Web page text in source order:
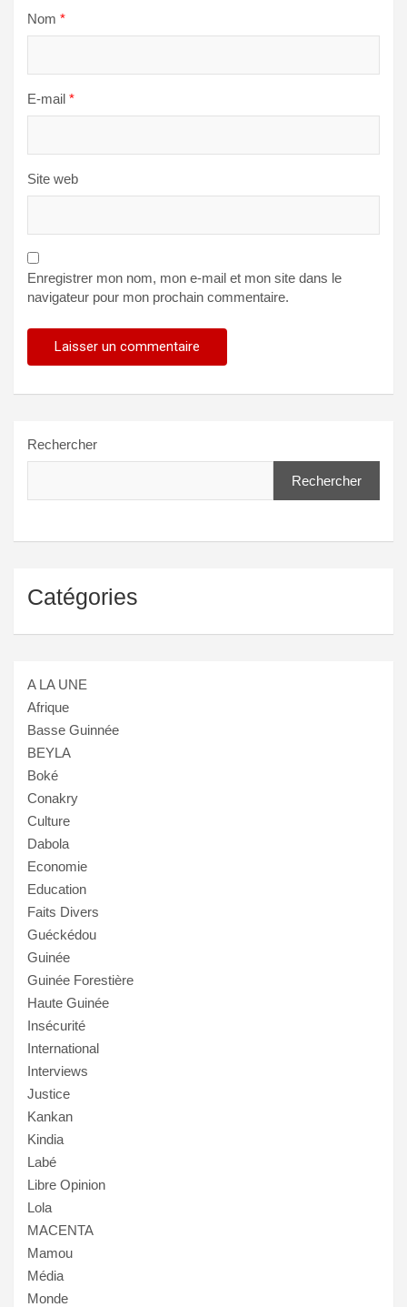
Nom *
E-mail *
Site web
Enregistrer mon nom, mon e-mail et mon site dans le
navigateur pour mon prochain commentaire.
Rechercher
Rechercher
Catégories
A LA UNE
Afrique
Basse Guinnée
BEYLA
Boké
Conakry
Culture
Dabola
Economie
Education
Faits Divers
Guéckédou
Guinée
Guinée Forestière
Haute Guinée
Insécurité
International
Interviews
Justice
Kankan
Kindia
Labé
Libre Opinion
Lola
MACENTA
Mamou
Média
Monde